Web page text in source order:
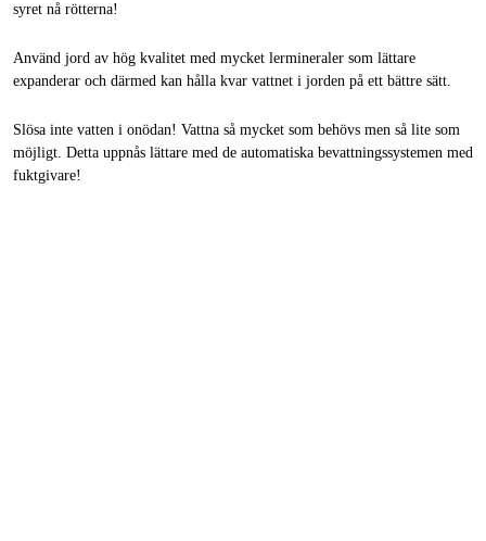
syret nå rötterna!
Använd jord av hög kvalitet med mycket lermineraler som lättare
expanderar och därmed kan hålla kvar vattnet i jorden på ett bättre sätt.
Slösa inte vatten i onödan! Vattna så mycket som behövs men så lite som
möjligt. Detta uppnås lättare med de automatiska bevattningssystemen med
fuktgivare!